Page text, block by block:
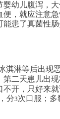
幼儿腹泻，
，就应注意
患了真菌性肠
淇淋等后出现
二天患儿出
开，只好来
，分3次口服；多